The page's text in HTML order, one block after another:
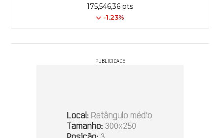
175,546,36 pts
-1.23%
PUBLICIDADE